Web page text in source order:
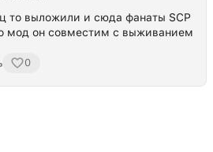
то выложили и сюда фанаты SCP
мод он совместим с выживанием
0